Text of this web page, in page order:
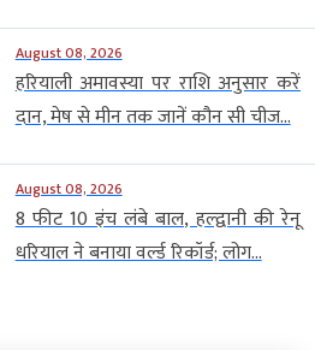
August 08, 2026
हरियाली अमावस्या पर राशि अनुसार करें
दान, मेष से मीन तक जानें कौन सी चीज...
August 08, 2026
8 फीट 10 इंच लंबे बाल, हल्द्वानी की रेनू
धरियाल ने बनाया वर्ल्ड रिकॉर्ड; लोग...